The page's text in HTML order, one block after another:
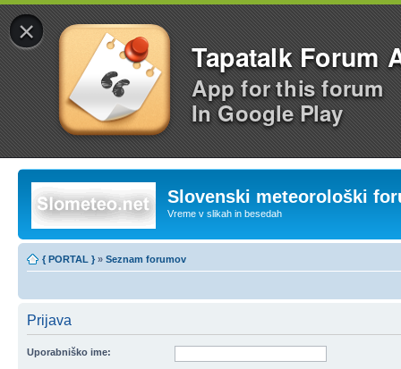
×
Tapatalk Forum
App for this forum
In Google Play
Slovenski meteorološki
Vreme v slikah in besedah
{ PORTAL } » Seznam forumov
Prijava
Uporabniško ime: